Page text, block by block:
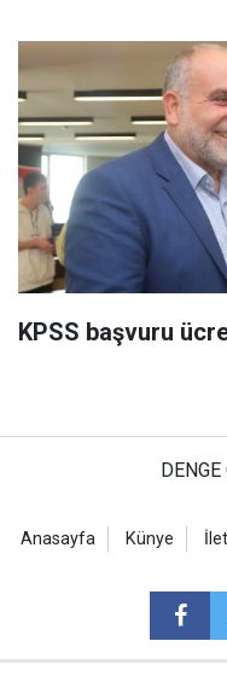
KPSS başvuru
Anasayfa Künye